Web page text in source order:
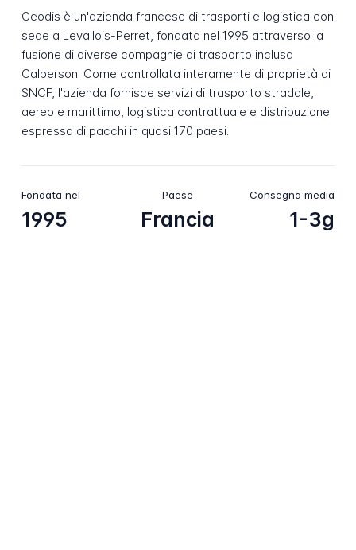
Geodis è un'azienda francese di trasporti e logistica con
sede a Levallois-Perret, fondata nel 1995 attraverso la
fusione di diverse compagnie di trasporto inclusa
Calberson. Come controllata interamente di proprietà di
SNCF, l'azienda fornisce servizi di trasporto stradale,
aereo e marittimo, logistica contrattuale e distribuzione
espressa di pacchi in quasi 170 paesi.
Fondata nel
1995
Paese
Francia
Consegna media
1-3g